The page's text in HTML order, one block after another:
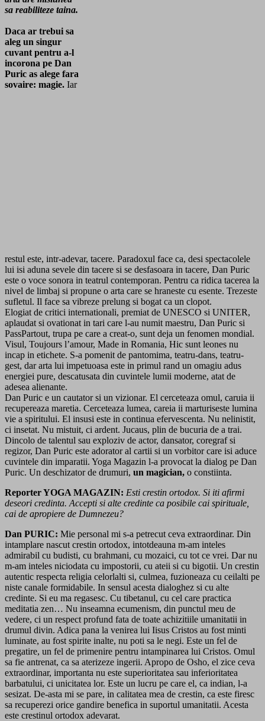
sa reabiliteze taina.
Daca ar trebui sa
aleg un singur
cuvant pentru a-l
incorona pe Dan
Puric as alege fara
sovaire: magie. Iar
restul este, intr-adevar, tacere. Paradoxul face ca, desi spectacolele
lui isi aduna sevele din tacere si se desfasoara in tacere, Dan Puric
este o voce sonora in teatrul contemporan. Pentru ca ridica tacerea la
nivel de limbaj si propune o arta care se hraneste cu esente. Trezeste
sufletul. Il face sa vibreze prelung si bogat ca un clopot.
Elogiat de critici internationali, premiat de UNESCO si UNITER,
aplaudat si ovationat in tari care l-au numit maestru, Dan Puric si
PassPartout, trupa pe care a creat-o, sunt deja un fenomen mondial.
Visul, Toujours l’amour, Made in Romania, Hic sunt leones nu
incap in etichete. S-a pomenit de pantomima, teatru-dans, teatru-
gest, dar arta lui impetuoasa este in primul rand un omagiu adus
energiei pure, descatusata din cuvintele lumii moderne, atat de
adesea alienante.
Dan Puric e un cautator si un vizionar. El cerceteaza omul, caruia ii
recupereaza maretia. Cerceteaza lumea, careia ii marturiseste lumina
vie a spiritului. El insusi este in continua efervescenta. Nu nelinistit,
ci insetat. Nu mistuit, ci ardent. Jucaus, plin de bucuria de a trai.
Dincolo de talentul sau exploziv de actor, dansator, coregraf si
regizor, Dan Puric este adorator al cartii si un vorbitor care isi aduce
cuvintele din imparatii. Yoga Magazin l-a provocat la dialog pe Dan
Puric. Un deschizator de drumuri, un magician, o constiinta.
Reporter YOGA MAGAZIN: Esti crestin ortodox. Si iti afirmi
deseori credinta. Accepti si alte credinte ca posibile cai spirituale,
cai de apropiere de Dumnezeu?
Dan PURIC: Mie personal mi s-a petrecut ceva extraordinar. Din
intamplare nascut crestin ortodox, intotdeauna m-am inteles
admirabil cu budisti, cu brahmani, cu mozaici, cu tot ce vrei. Dar nu
m-am inteles niciodata cu impostorii, cu ateii si cu bigotii. Un crestin
autentic respecta religia celorlalti si, culmea, fuzioneaza cu ceilalti pe
niste canale formidabile. In sensul acesta dialoghez si cu alte
credinte. Si eu ma regasesc. Cu tibetanul, cu cel care practica
meditatia zen… Nu inseamna ecumenism, din punctul meu de
vedere, ci un respect profund fata de toate achizitiile umanitatii in
drumul divin. Adica pana la venirea lui Iisus Cristos au fost minti
luminate, au fost spirite inalte, nu poti sa le negi. Este un fel de
pregatire, un fel de primenire pentru intampinarea lui Cristos. Omul
sa fie antrenat, ca sa aterizeze ingerii. Apropo de Osho, el zice ceva
extraordinar, importanta nu este superioritatea sau inferioritatea
barbatului, ci unicitatea lor. Este un lucru pe care el, ca indian, l-a
sesizat. De-asta mi se pare, in calitatea mea de crestin, ca este firesc
sa recuperezi orice gandire benefica in suportul umanitatii. Acesta
este crestinul ortodox adevarat.